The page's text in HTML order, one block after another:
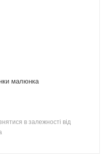
малюнка
в залежності від